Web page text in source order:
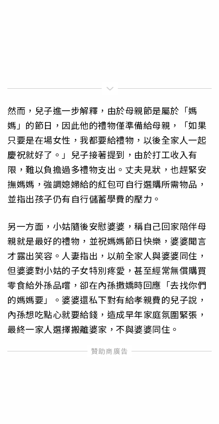
然而，兒子進一步解釋，由於母親節是屬於「媽
媽」的節日，因此他的禮物僅準備給母親，「如果
只要是在場女性，我都要給禮物，以後全家人一起
慶祝就好了。」兒子接著提到，由於打工收入有
限，難以負擔過多禮物支出。丈夫見狀，也趕緊安
撫媽媽，強調媳婦給的紅包可自行選購所需物品，
並指出孩子仍有自行儲蓄學費的壓力。
另一方面，小姑隨後安慰婆婆，稱自己回家陪伴母
親就是最好的禮物，並祝媽媽節日快樂，婆婆聞言
才露出笑容。人妻指出，以前全家人與婆婆同住，
但婆婆對小姑的子女特別疼愛，甚至經常無償購買
零食給外孫品嚐，卻在內孫撒嬌時回應「去找你們
的媽媽要」。婆婆還私下對有給孝親費的兒子說，
內孫想吃點心就要給錢，造成早年家庭氛圍緊張，
最終一家人選擇搬離婆家，不與婆婆同住。